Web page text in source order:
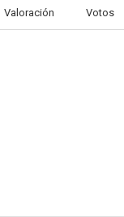
Valoración Votos